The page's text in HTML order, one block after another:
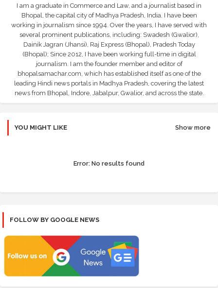
I am a graduate in Commerce and Law, and a journalist based in
Bhopal, the capital city of Madhya Pradesh, India. I have been
working in journalism since 1994. Over the years, I have served with
several prominent publications, including: Swadesh (Gwalior),
Dainik Jagran (Jhansi), Raj Express (Bhopal), Pradesh Today
(Bhopal); Since 2012, I have been working full-time in digital
journalism. I am the founder member and editor of
bhopalsamachar.com, which has established itself as one of the
leading Hindi news portals in Madhya Pradesh, covering the latest
news from Bhopal, Indore, Jabalpur, Gwalior, and across the state.
YOU MIGHT LIKE Show more
Error: No results found
FOLLOW BY GOOGLE NEWS